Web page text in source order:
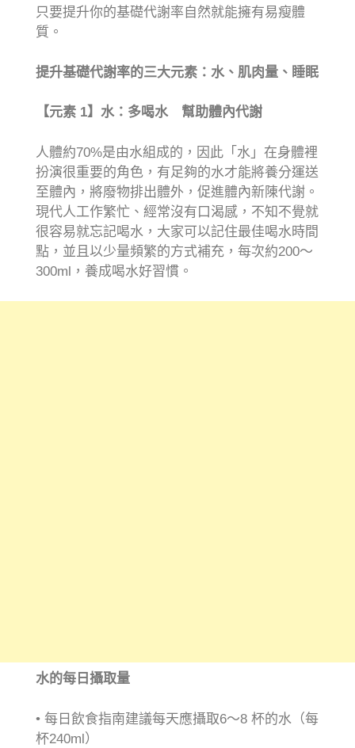
只要提升你的基礎代謝率自然就能擁有易瘦體
質。
提升基礎代謝率的三大元素：水、肌肉量、睡眠
【元素 1】水：多喝水 幫助體內代謝
人體約70%是由水組成的，因此「水」在身體裡
扮演很重要的角色，有足夠的水才能將養分運送
至體內，將廢物排出體外，促進體內新陳代謝。
現代人工作繁忙、經常沒有口渴感，不知不覺就
很容易就忘記喝水，大家可以記住最佳喝水時間
點，並且以少量頻繁的方式補充，每次約200～
300ml，養成喝水好習慣。
水的每日攝取量
• 每日飲食指南建議每天應攝取6～8 杯的水（每
杯240ml）